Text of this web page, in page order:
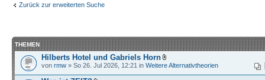
Zurück zur erweiterten Suche
THEMEN
Hilberts Hotel und Gabriels Horn
von rmw » So 26. Jul 2026, 12:21 in Weitere Alternativtheorien